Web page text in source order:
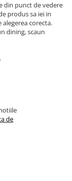
din punct de vedere
produs sa iei in
corecta.
dining, scaun
de